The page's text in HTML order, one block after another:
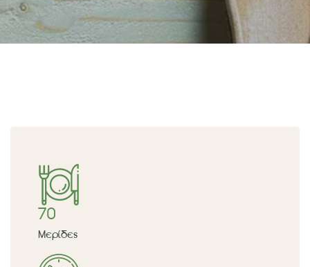
70
Μερίδες